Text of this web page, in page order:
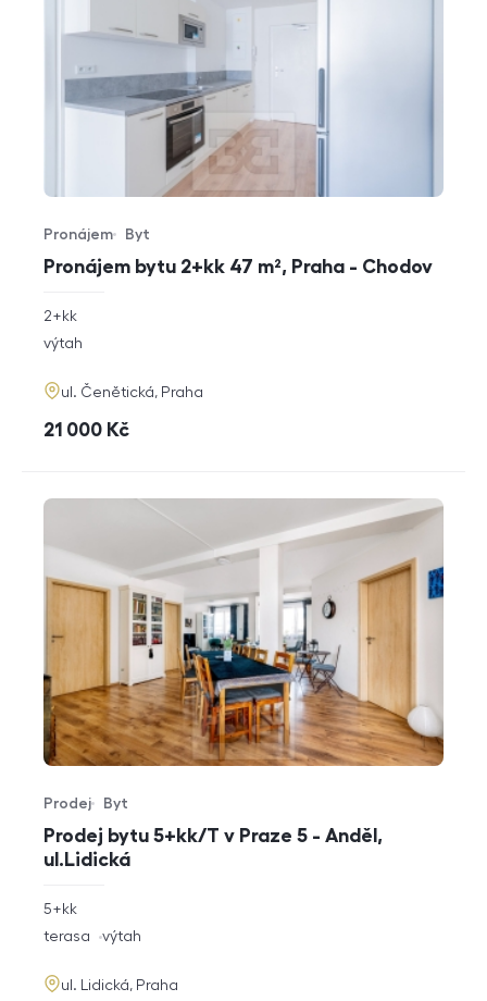
Pronájem bytu 2+kk 47 m², Praha - Chodov
Typ nabídky
Pronájem
Typ nemovitosti
Byt
rozměry
2+kk
funkce
výtah
adresa
ul. Čenětická, Praha
cena
21 000 Kč
Prodej bytu 5+kk/T v Praze 5 - Anděl,
ul.Lidická
Typ nabídky
Prodej
Typ nemovitosti
Byt
rozměry
dispozice
5+kk
funkce
terasa výtah
adresa
ul. Lidická, Praha